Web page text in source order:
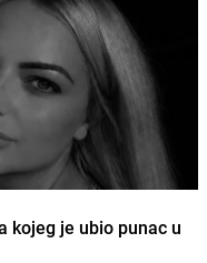
kojeg je ubio punac u